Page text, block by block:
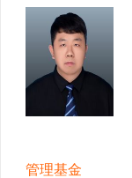
管理基金